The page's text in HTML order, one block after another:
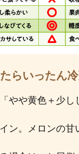
らいったん
やや黄色＋少し
ン。メロンの甘